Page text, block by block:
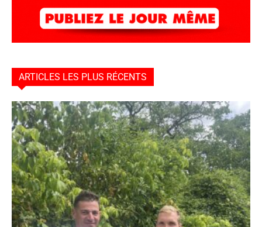
ARTICLES LES PLUS RÉCENTS